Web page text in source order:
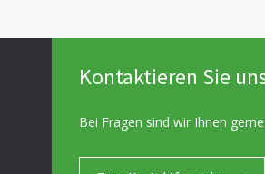
Kontaktieren Sie
Bei Fragen sind wir Ihnen